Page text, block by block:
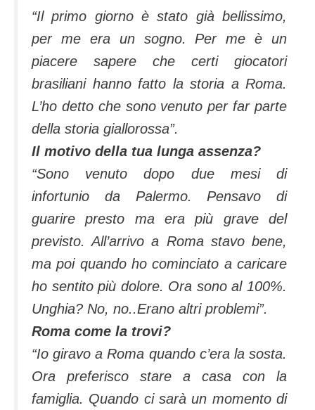
“Il primo giorno è stato già bellissimo,
per me era un sogno. Per me è un
piacere sapere che certi giocatori
brasiliani hanno fatto la storia a Roma.
L’ho detto che sono venuto per far parte
della storia giallorossa”.
Il motivo della tua lunga assenza?
“Sono venuto dopo due mesi di
infortunio da Palermo. Pensavo di
guarire presto ma era più grave del
previsto. All’arrivo a Roma stavo bene,
ma poi quando ho cominciato a caricare
ho sentito più dolore. Ora sono al 100%.
Unghia? No, no..Erano altri problemi”.
Roma come la trovi?
“Io giravo a Roma quando c’era la sosta.
Ora preferisco stare a casa con la
famiglia. Quando ci sarà un momento di